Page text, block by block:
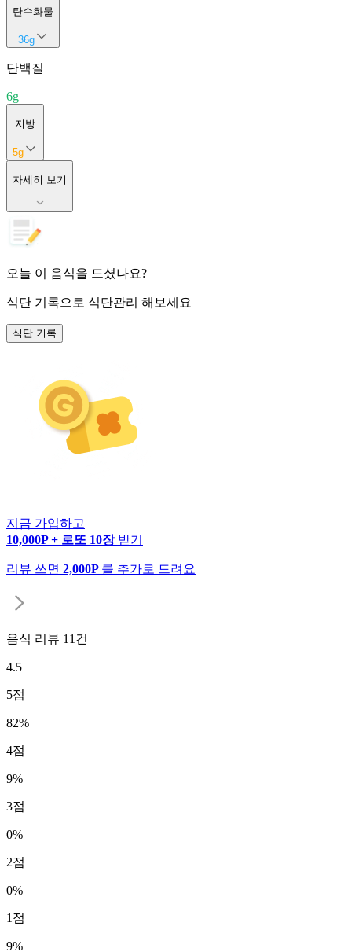
탄수화물
36g
단백질
6g
지방
5g
자세히 보기
오늘 이 음식을 드셨나요?
식단 기록으로 식단관리 해보세요
식단 기록
지금 가입하고
10,000P + 로또 10장 받기
리뷰 쓰면 2,000P 를 추가로 드려요
음식 리뷰 11 건
4.5
5점
82%
4점
9%
3점
0%
2점
0%
1 점
9%